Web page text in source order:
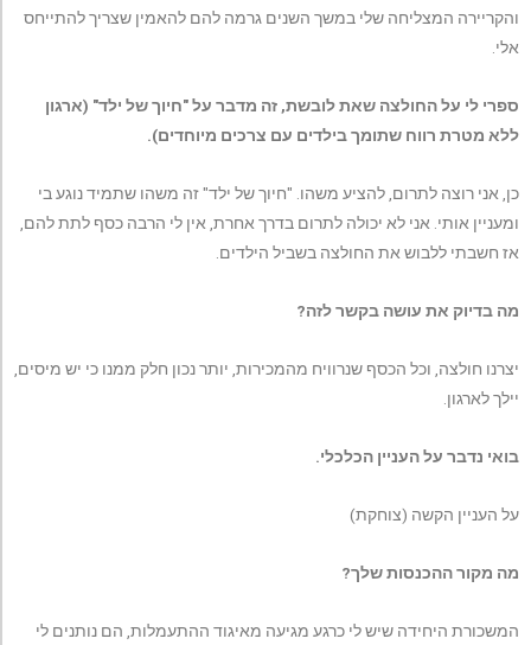
והקריירה המצליחה שלי במשך השנים גרמה להם להאמין שצריך להתייחס
אלי.
ספרי לי על החולצה שאת לובשת, זה מדבר על "חיוך של ילד" (ארגון
ללא מטרת רווח שתומך בילדים עם צרכים מיוחדים).
כן, אני רוצה לתרום, להציע משהו. "חיוך של ילד" זה משהו שתמיד נוגע בי
ומעניין אותי. אני לא יכולה לתרום בדרך אחרת, אין לי הרבה כסף לתת להם,
אז חשבתי ללבוש את החולצה בשביל הילדים.
מה בדיוק את עושה בקשר לזה?
יצרנו חולצה, וכל הכסף שנרוויח מהמכירות, יותר נכון חלק ממנו כי יש מיסים,
יילך לארגון.
בואי נדבר על העניין הכלכלי.
על העניין הקשה (צוחקת)
מה מקור ההכנסות שלך?
המשכורת היחידה שיש לי כרגע מגיעה מאיגוד ההתעמלות, הם נותנים לי